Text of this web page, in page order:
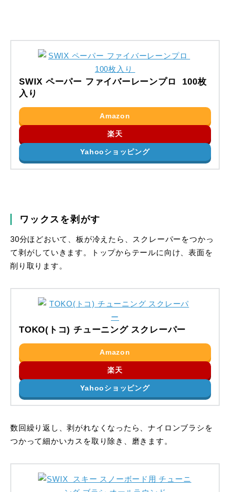
SWIX ペーパー ファイバーレーンプロ 100枚
入り
Amazon
楽天
Yahooショッピング
ワックスを剥がす
30分ほどおいて、板が冷えたら、スクレーパーをつかっ
て剥がしていきます。トップからテールに向け、表面を
削り取ります。
TOKO(トコ) チューニング スクレーパー
Amazon
楽天
Yahooショッピング
数回繰り返し、剥がれなくなったら、ナイロンブラシを
つかって細かいカスを取り除き、磨きます。